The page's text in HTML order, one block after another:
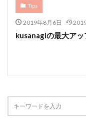
Tips
2019年8月6日
kusanagiの最大ア